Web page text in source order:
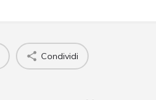
Condividi